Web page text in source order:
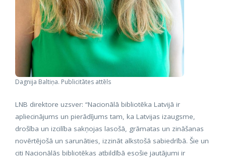
Dagnija Baltiņa. Publicitātes attēls
LNB direktore uzsver: “Nacionālā bibliotēka Latvijā ir
apliecinājums un pierādījums tam, ka Latvijas izaugsme,
drošība un izcilība sakņojas lasošā, grāmatas un zināšanas
novērtējošā un sarunāties, izzināt alkstošā sabiedrībā. Šie un
citi Nacionālās bibliotēkas atbildībā esošie jautājumi ir